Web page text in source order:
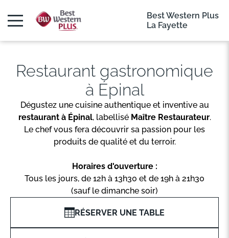
Best Western Plus
La Fayette
Restaurant gastronomique
à Épinal
Dégustez une cuisine authentique et inventive au
restaurant à Épinal, labellisé Maître Restaurateur.
Le chef vous fera découvrir sa passion pour les
produits de qualité et du terroir.
Horaires d'ouverture :
Tous les jours, de 12h à 13h30 et de 19h à 21h30
(sauf le dimanche soir)
RÉSERVER UNE TABLE